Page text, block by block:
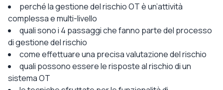
perché la gestione del rischio OT è un’attività
complessa e multi-livello
quali sono i 4 passaggi che fanno parte del processo
di gestione del rischio
come effettuare una precisa valutazione del rischio
quali possono essere le risposte al rischio di un
sistema OT